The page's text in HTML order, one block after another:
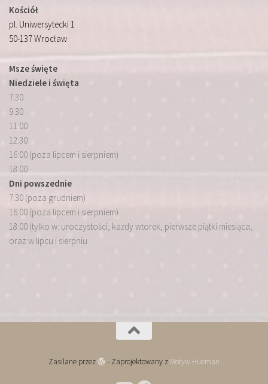
Kościół
pl. Uniwersytecki 1
50-137 Wrocław
Msze święte
Niedziele i święta
7:30
9:30
11:00
12:30
16:00 (poza lipcem i sierpniem)
18:00
Dni powszednie
7:30 (poza grudniem)
16:00 (poza lipcem i sierpniem)
18:00 (tylko w: uroczystości, każdy wtorek, pierwsze piątki miesiąca,
oraz w lipcu i sierpniu
Zasilane przez - Zaprojektowany z Motyw Hueman